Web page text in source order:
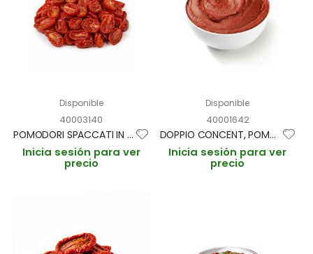
Disponible
40003140
POMODORI SPACCATI IN OLIO 750G (CAJA 6 LATAS)
Inicia sesión para ver
precio
Disponible
40001642
DOPPIO CONCENT, POMODORO "CONCENTRADO DE TOMATE" LATA 800g (CAJA 12 LATAS)
Inicia sesión para ver
precio